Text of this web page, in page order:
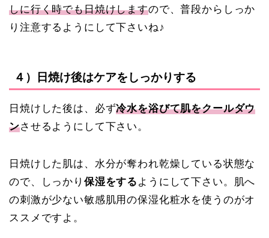
しに行く時でも日焼けしますので、普段からしっか
り注意するようにして下さいね♪
４）日焼け後はケアをしっかりする
日焼けした後は、必ず冷水を浴びて肌をクールダウ
ンさせるようにして下さい。
日焼けした肌は、水分が奪われ乾燥している状態な
ので、しっかり 保湿をする ようにして下さい。肌へ
の刺激が少ない敏感肌用の保湿化粧水を使うのがオ
ススメですよ。